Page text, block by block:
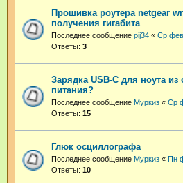
Прошивка роутера netgear
получения гигабита
Последнее сообщение pij34 « Ср фев
Ответы: 3
Зарядка USB-C для ноута
питания?
Последнее сообщение Муркиз « Ср
Ответы: 15
Глюк осциллографа
Последнее сообщение Муркиз « Пн
Ответы: 10